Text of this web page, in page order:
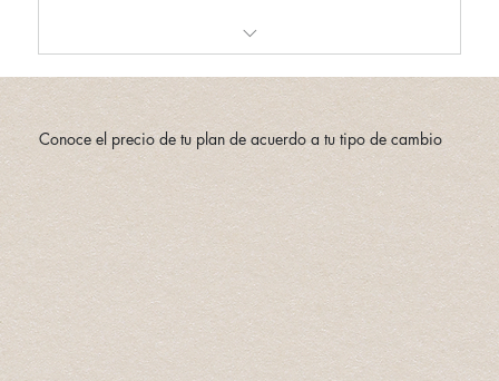
Conoce el precio de tu plan de acuerdo a tu tipo de cambio